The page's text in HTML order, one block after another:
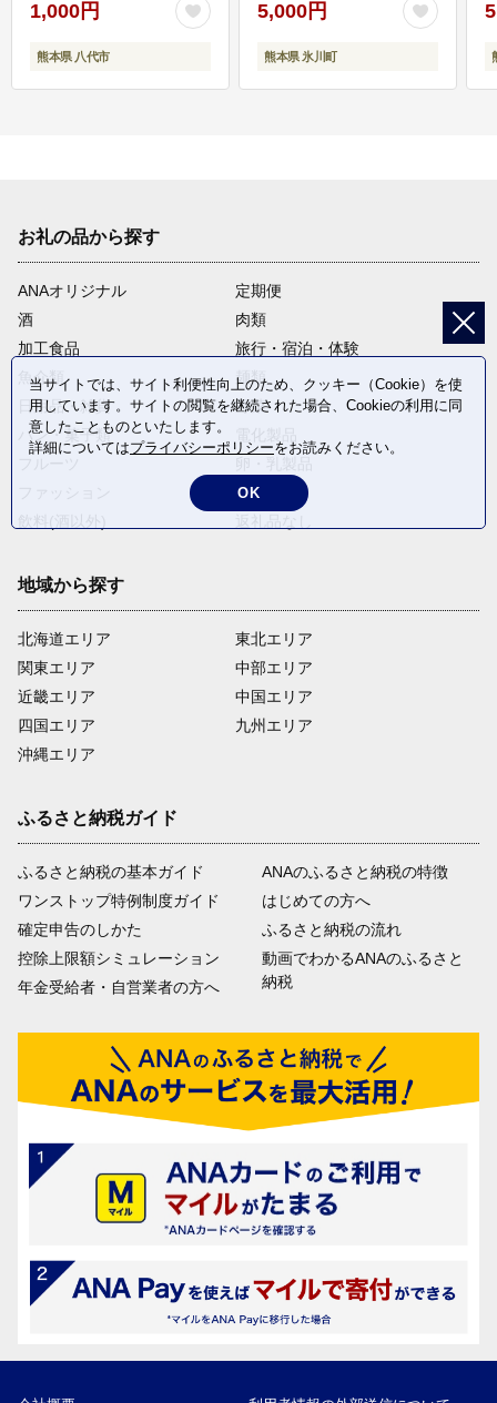
1,000円
熊本県 八代市
5,000円
熊本県 氷川町
お礼の品から探す
ANAオリジナル
定期便
酒
肉類
加工食品
旅行・宿泊・体験
魚介類
麺類
日用品・雑貨
野菜
パン・菓子類
米・穀物
地域から探す
北海道エリア
関東エリア
近畿エリア
四国エリア
沖縄エリア
東北エリア
中部エリア
中国エリア
九州エリア
ふるさと納税ガイド
ふるさと納税の基本ガイド
ワンストップ特例制度ガイド
確定申告のしかた
控除上限額シミュレーション
年金受給者・自営業者の方へ
ANAのふるさと納税の特徴
はじめての方へ
ふるさと納税の流れ
動画でわかるANAのふるさと
納税
当サイトでは、サイト利便性向上のため、クッキー（Cookie）を使
用しています。サイトの閲覧を継続された場合、Cookieの利用に同
意したことものといたします。
詳細についてはプライバシーポリシーをお読みください。
OK